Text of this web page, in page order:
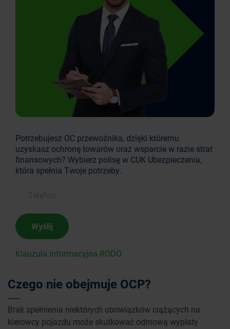
Potrzebujesz OC przewoźnika, dzięki któremu
uzyskasz ochronę towarów oraz wsparcie w razie strat
finansowych? Wybierz polisę w CUK Ubezpieczenia,
która spełnia Twoje potrzeby.
Wyślij
Klauzula informacyjna RODO
Czego nie obejmuje OCP?
Brak spełnienia niektórych obowiązków ciążących na
kierowcy pojazdu może skutkować odmową wypłaty